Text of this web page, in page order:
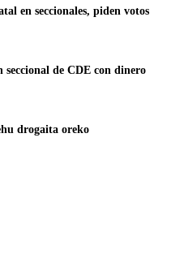
en seccionales, piden votos
seccional de CDE con dinero
drogaita oreko